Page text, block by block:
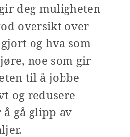
deg muligheten
oversikt over
og hva som
noe som gir
til å jobbe
og redusere
gå glipp av